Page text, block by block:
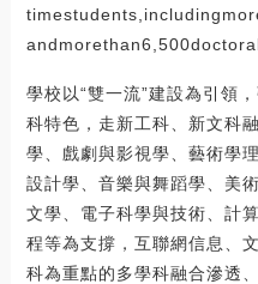
學校以“雙一流”建設為引領
科特色，走新工科、新文科
學、戲劇與影視學、藝術學
設計學、音樂與舞蹈學、美
文學、電子科學與技術、計
程等為支撐，互聯網信息、
科為重點的多學科融合滲透